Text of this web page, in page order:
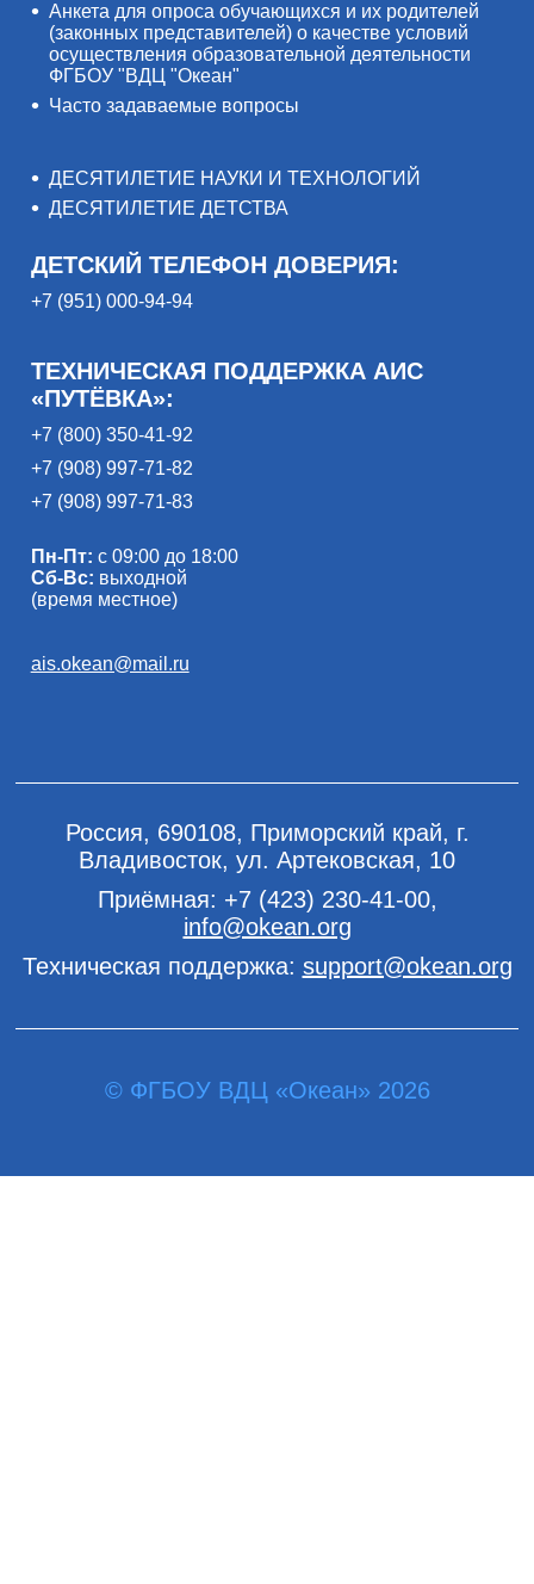
Анкета для опроса обучающихся и их родителей
(законных представителей) о качестве условий
осуществления образовательной деятельности
ФГБОУ "ВДЦ "Океан"
Часто задаваемые вопросы
ДЕСЯТИЛЕТИЕ НАУКИ И ТЕХНОЛОГИЙ
ДЕСЯТИЛЕТИЕ ДЕТСТВА
ДЕТСКИЙ ТЕЛЕФОН ДОВЕРИЯ:
+7 (951) 000-94-94
ТЕХНИЧЕСКАЯ ПОДДЕРЖКА АИС
«ПУТЁВКА»:
+7 (800) 350-41-92
+7 (908) 997-71-82
+7 (908) 997-71-83
Пн-Пт: с 09:00 до 18:00
Сб-Вс: выходной
(время местное)
ais.okean@mail.ru
Россия, 690108, Приморский край, г.
Владивосток, ул. Артековская, 10
Приёмная: +7 (423) 230-41-00,
info@okean.org
Техническая поддержка: support@okean.org
© ФГБОУ ВДЦ «Океан» 2026